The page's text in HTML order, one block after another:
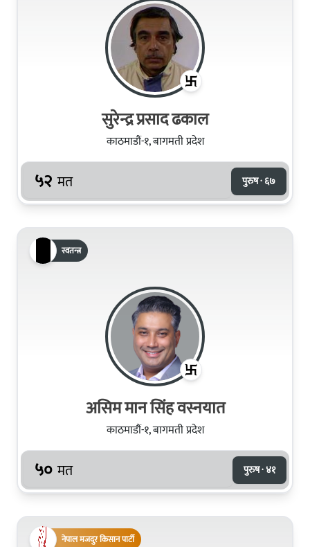
सुरेन्द्र प्रसाद ढकाल
काठमाडौं-१, बागमती प्रदेश
५२ मत पुरुष · ६७
स्वतन्त्र
असिम मान सिंह वस्नयात
काठमाडौं-१, बागमती प्रदेश
५० मत पुरुष · ४१
नेपाल मजदुर किसान पार्टी